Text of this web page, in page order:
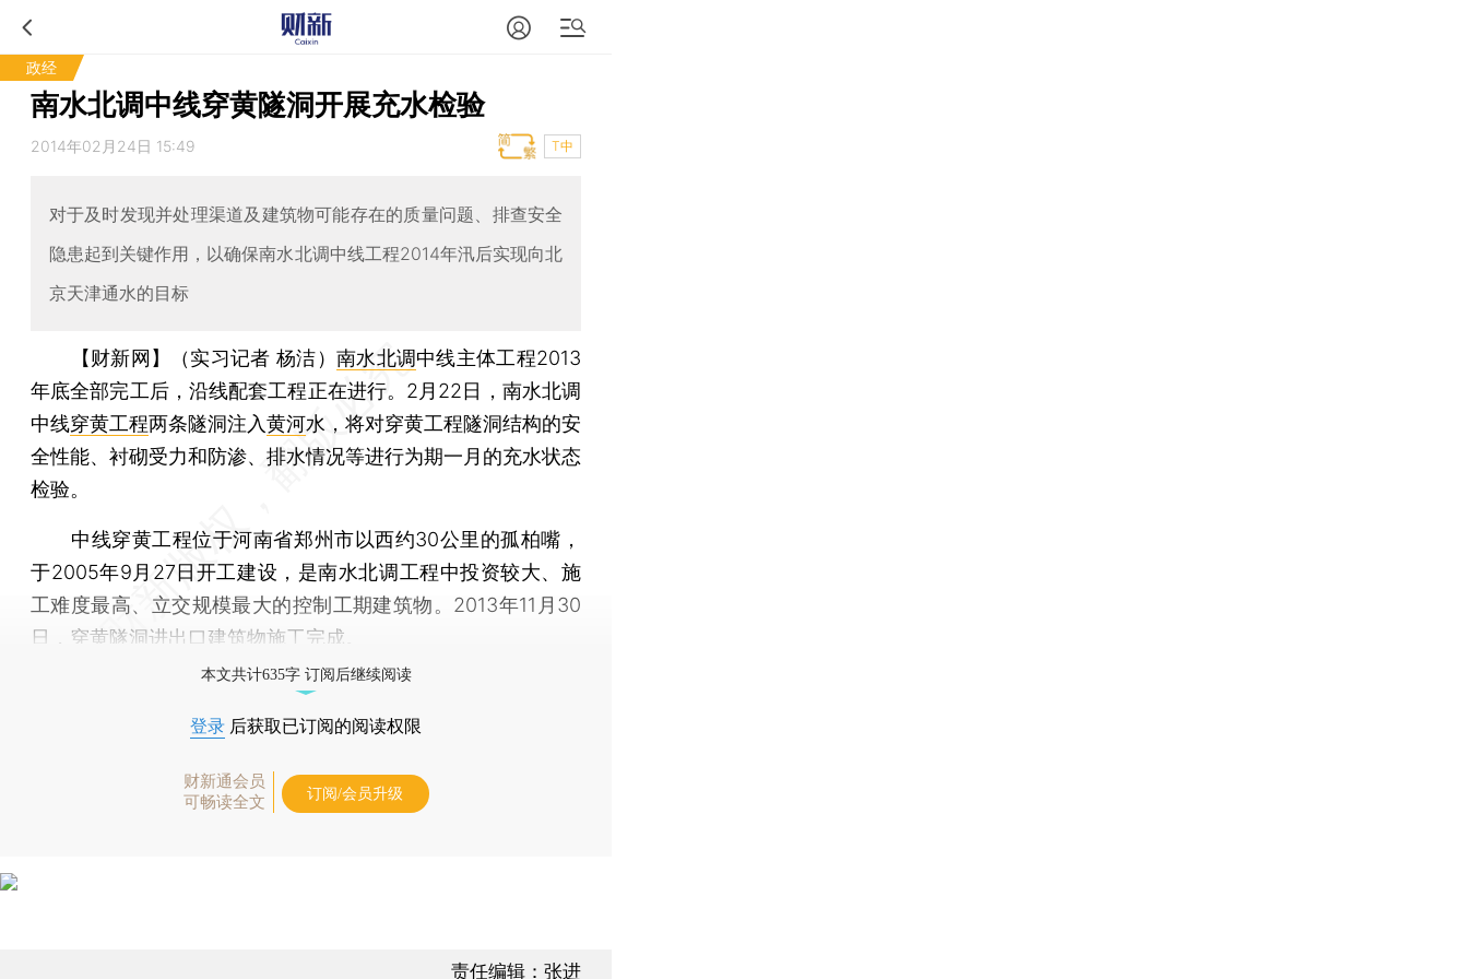
政经
南水北调中线穿黄隧洞开展充水检验
2014年02月24日 15:49 T中
对于及时发现并处理渠道及建筑物可能存在的质量问题、排查安全
隐患起到关键作用，以确保南水北调中线工程2014年汛后实现向北
京天津通水的目标
【财新网】（实习记者 杨洁） 南水北调中线主体工程2013
年底全部完工后，沿线配套工程正在进行。2月22日，南水北调
中线穿黄工程两条隧洞注入黄河水，将对穿黄工程隧洞结构的安
全性能、衬砌受力和防渗、排水情况等进行为期一月的充水状态
检验。
中线穿黄工程位于河南省郑州市以西约30公里的孤柏嘴，
于2005年9月27日开工建设，是南水北调工程中投资较大、施
工难度最高、立交规模最大的控制工期建筑物。2013年11月30
日，穿黄隧洞进出口建筑物施工完成。
本文共计635字 订阅后继续阅读
登录 后获取已订阅的阅读权限
财新通会员
可畅读全文
订阅/会员升级
责任编辑：张进